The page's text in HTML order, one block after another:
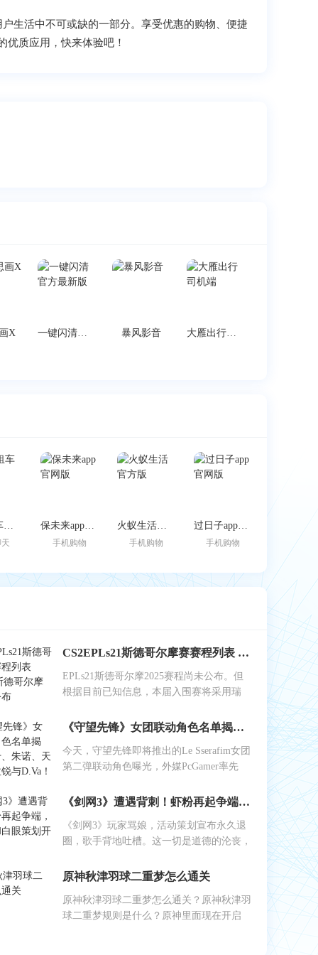
生活中不可或缺的一部分。享受优惠的购物、便捷
优质应用，快来体验吧！
X 一键闪清官方最新版 暴风影音 大雁出行司机端
跑车租车官方版 保未来app官网版
手机购物
火蚁生活官方版
手机购物
过日子app官网版
手机购物
CS2EPLs21斯德哥尔摩赛赛程列表 EPLs21斯德哥尔摩赛结果公布
EPLs21斯德哥尔摩2025赛程尚未公布。但
根据目前已知信息，本届入围赛将采用瑞
《守望先锋》女团联动角色名单揭晓：艾什、朱诺、天使、伊拉锐与D.Va！
今天，守望先锋即将推出的Le Sserafim女团
第二弹联动角色曝光，外媒PcGamer率先
《剑网3》遭遇背刺！虾粉再起争端，工作室和白眼策划开始反噬
《剑网3》玩家骂娘，活动策划宣布永久退
圈，歌手背地吐槽。这一切是道德的沦丧，
原神秋津羽球二重梦怎么通关
原神秋津羽球二重梦怎么通关？原神秋津羽
球二重梦规则是什么？原神里面现在开启